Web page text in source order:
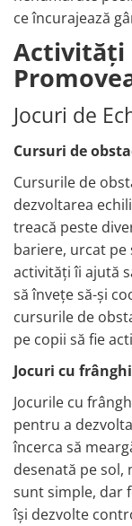
ce încurajează
Activități
Jocuri de
Cursuri de
Cursurile de
dezvoltarea
treacă peste
bariere, urcat pe
activități îi ajută
să învețe să-și
cursurile de
pe copii să fie
Jocuri cu
Jocurile cu
pentru a
încerca să
desenată pe
sunt simple, dar
își dezvolte